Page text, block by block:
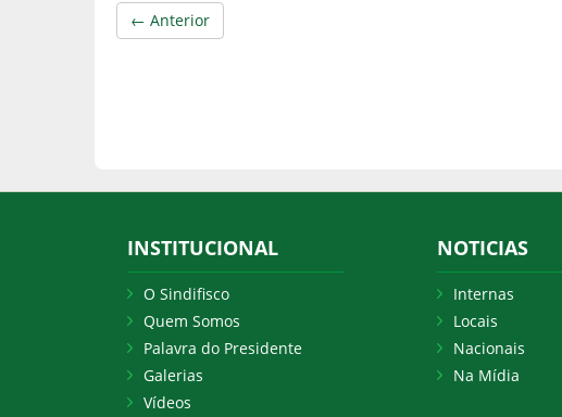
← Anterior
INSTITUCIONAL
O Sindifisco
Quem Somos
Palavra do Presidente
Galerias
Vídeos
NOTICIAS
Internas
Locais
Nacionais
Na Mídia